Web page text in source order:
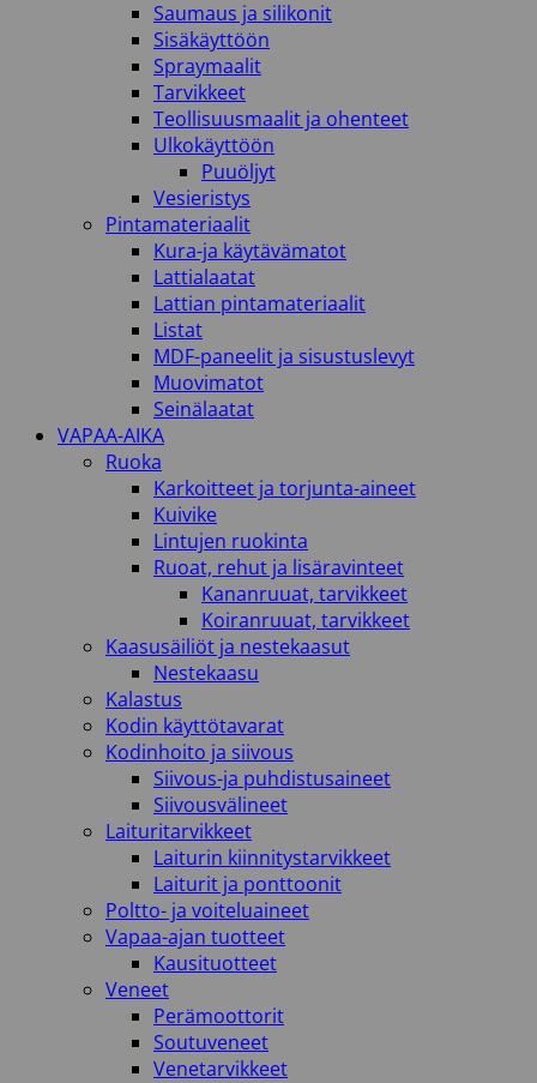
Saumaus ja silikonit
Sisäkäyttöön
Spraymaalit
Tarvikkeet
Teollisuusmaalit ja ohenteet
Ulkokäyttöön
Puuöljyt
Vesieristys
Pintamateriaalit
Kura-ja käytävämatot
Lattialaatat
Lattian pintamateriaalit
Listat
MDF-paneelit ja sisustuslevyt
Muovimatot
Seinälaatat
VAPAA-AIKA
Ruoka
Karkoitteet ja torjunta-aineet
Kuivike
Lintujen ruokinta
Ruoat, rehut ja lisäravinteet
Kananruuat, tarvikkeet
Koiranruuat, tarvikkeet
Kaasusäiliöt ja nestekaasut
Nestekaasu
Kalastus
Kodin käyttötavarat
Kodinhoito ja siivous
Siivous-ja puhdistusaineet
Siivousvälineet
Laituritarvikkeet
Laiturin kiinnitystarvikkeet
Laiturit ja ponttoonit
Poltto- ja voiteluaineet
Vapaa-ajan tuotteet
Kausituotteet
Veneet
Perämoottorit
Soutuveneet
Venetarvikkeet